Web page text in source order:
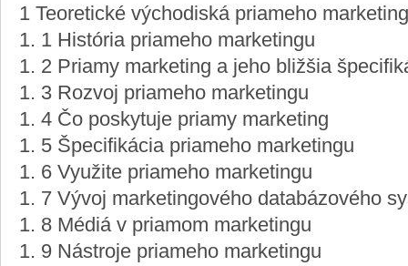
1 Teoretické východiská priameho
1. 1 História priameho marketingu
1. 2 Priamy marketing a jeho bližšia
1. 3 Rozvoj priameho marketingu
1. 4 Čo poskytuje priamy marketing
1. 5 Špecifikácia priameho marketingu
1. 6 Využite priameho marketingu
1. 7 Vývoj marketingového databázového
1. 8 Médiá v priamom marketingu
1. 9 Nástroje priameho marketingu